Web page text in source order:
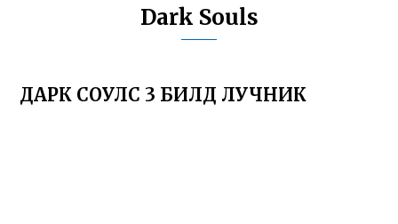
Dark Souls
ДАРК СОУЛС 3 БИЛД ЛУЧНИК